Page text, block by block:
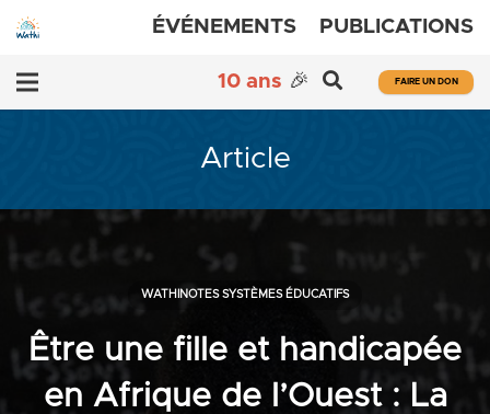
ÉVÉNEMENTS PUBLICATIONS
10 ans 🎉 FAIRE UN DON
Article
Être une fille et handicapée
en Afrique de l’Ouest : La
WATHINOTES SYSTÈMES ÉDUCATIFS